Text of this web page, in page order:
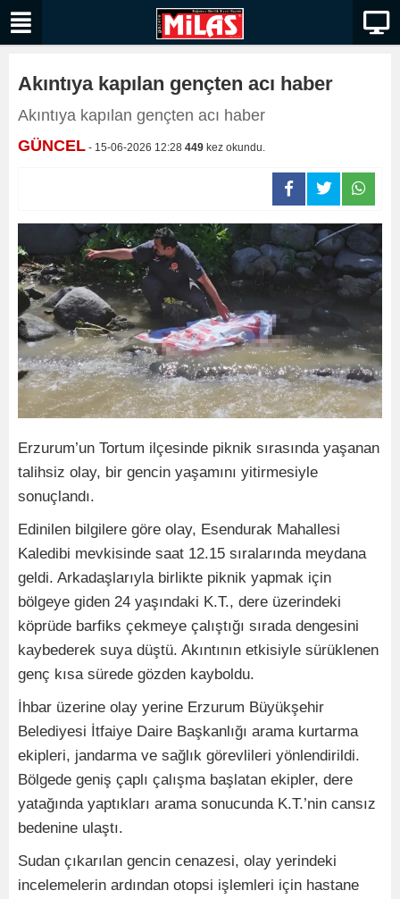
Akıntıya kapılan gençten acı haber
Akıntıya kapılan gençten acı haber
GÜNCEL - 15-06-2026 12:28 449 kez okundu.
Erzurum’un Tortum ilçesinde piknik sırasında yaşanan
talihsiz olay, bir gencin yaşamını yitirmesiyle
sonuçlandı.
Edinilen bilgilere göre olay, Esendurak Mahallesi
Kaledibi mevkisinde saat 12.15 sıralarında meydana
geldi. Arkadaşlarıyla birlikte piknik yapmak için
bölgeye giden 24 yaşındaki K.T., dere üzerindeki
köprüde barfiks çekmeye çalıştığı sırada dengesini
kaybederek suya düştü. Akıntının etkisiyle sürüklenen
genç kısa sürede gözden kayboldu.
İhbar üzerine olay yerine Erzurum Büyükşehir
Belediyesi İtfaiye Daire Başkanlığı arama kurtarma
ekipleri, jandarma ve sağlık görevlileri yönlendirildi.
Bölgede geniş çaplı çalışma başlatan ekipler, dere
yatağında yaptıkları arama sonucunda K.T.’nin cansız
bedenine ulaştı.
Sudan çıkarılan gencin cenazesi, olay yerindeki
incelemelerin ardından otopsi işlemleri için hastane